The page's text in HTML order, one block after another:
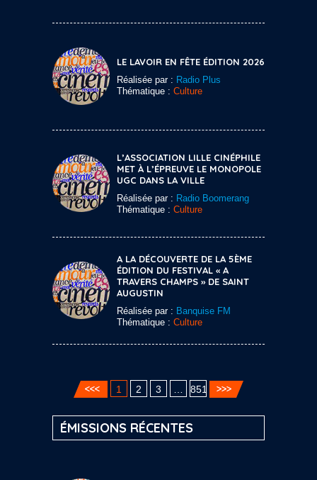
LE LAVOIR EN FÊTE ÉDITION 2026
Réalisée par : Radio Plus
Thématique : Culture
L’ASSOCIATION LILLE CINÉPHILE
MET À L’ÉPREUVE LE MONOPOLE
UGC DANS LA VILLE
Réalisée par : Radio Boomerang
Thématique : Culture
A LA DÉCOUVERTE DE LA 5ÈME
ÉDITION DU FESTIVAL « A
TRAVERS CHAMPS » DE SAINT
AUGUSTIN
Réalisée par : Banquise FM
Thématique : Culture
1 2 3 851
ÉMISSIONS RÉCENTES